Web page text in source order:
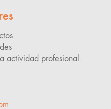
actividad profesional.